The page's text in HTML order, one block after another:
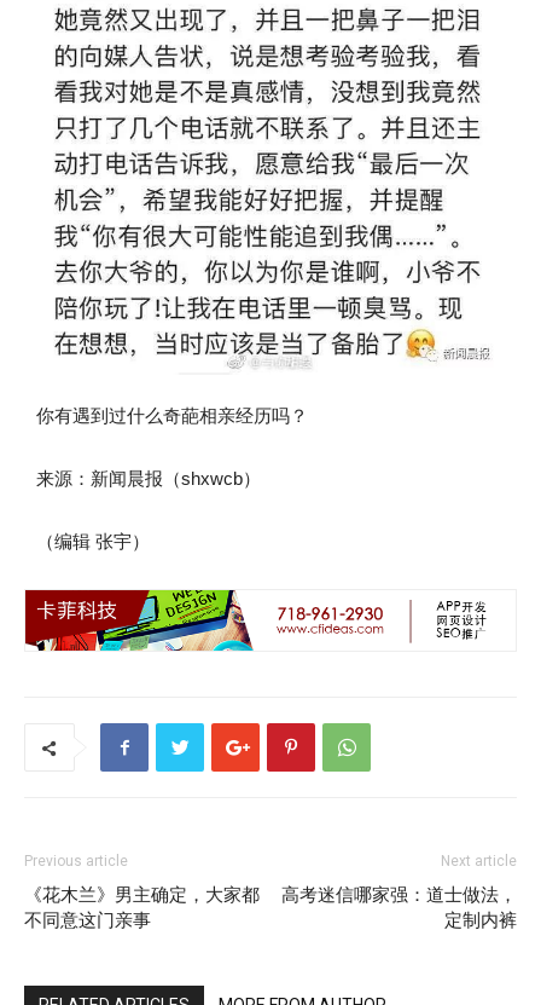
你有遇到过什么奇葩相亲经历吗？
来源：新闻晨报（shxwcb）
（编辑 张宇）
Previous article
《花木兰》男主确定，大家都
不同意这门亲事
Next article
高考迷信哪家强：道士做法，
定制内裤